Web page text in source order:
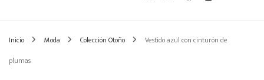
Inicio Moda Colección Otoño
Vestido azul con cinturón de
plumas